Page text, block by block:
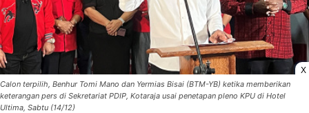
X
Calon terpilih, Benhur Tomi Mano dan Yermias Bisai (BTM-YB) ketika memberikan
keterangan pers di Sekretariat PDIP, Kotaraja usai penetapan pleno KPU di Hotel
Ultima, Sabtu (14/12)